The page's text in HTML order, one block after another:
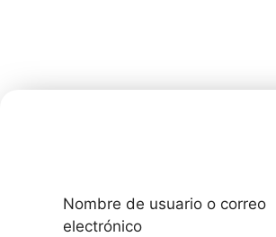
Nombre de usuario o correo
electrónico